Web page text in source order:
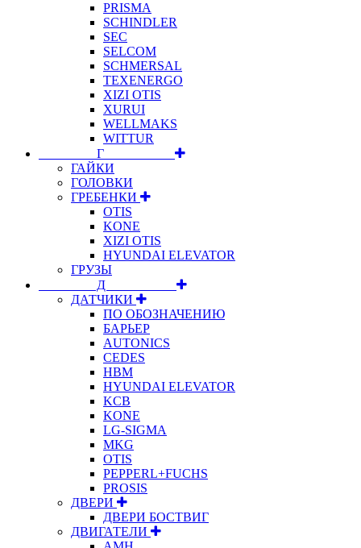
PRISMA
SCHINDLER
SEC
SELCOM
SCHMERSAL
TEXENERGO
XIZI OTIS
XURUI
WELLMAKS
WITTUR
⠀⠀⠀⠀⠀⠀Г⠀⠀⠀⠀⠀⠀⠀
ГАЙКИ
ГОЛОВКИ
ГРЕБЕНКИ
OTIS
KONE
XIZI OTIS
HYUNDAI ELEVATOR
ГРУЗЫ
⠀⠀⠀⠀⠀⠀Д⠀⠀⠀⠀⠀⠀⠀
ДАТЧИКИ
ПО ОБОЗНАЧЕНИЮ
БАРЬЕР
AUTONICS
CEDES
HBM
HYUNDAI ELEVATOR
KCB
KONE
LG-SIGMA
MKG
OTIS
PEPPERL+FUCHS
PROSIS
ДВЕРИ
ДВЕРИ БОСТВИГ
ДВИГАТЕЛИ